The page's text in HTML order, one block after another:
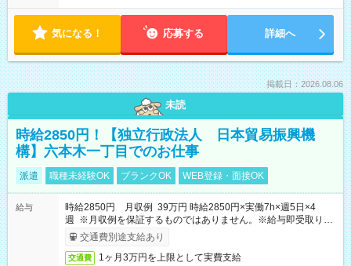
気になる！ 応募する 詳細へ
掲載日：2026.08.06
未読
時給2850円！【独立行政法人 日本貿易振興機
構】六本木一丁目でのお仕事
派遣 職種未経験OK ブランクOK WEB登録・面接OK
給与
時給2850円 月収例 39万円 時給2850円×実働7h×週5日×4
週 ※月収例を保証するものではありません。※給与即受取りサ
ービス利用可（利用条件有）
交通費別途支給あり
交通費 1ヶ月3万円を上限として実費支給